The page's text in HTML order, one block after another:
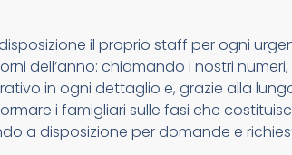
il proprio staff per ogni
dell’anno: chiamando i nostri
in ogni dettaglio e, grazie alla
i famigliari sulle fasi che
a disposizione per domande e